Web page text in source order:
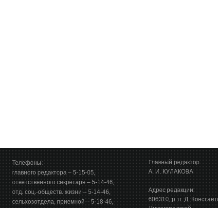
Телефоны:
главного редактора – 5-15-05,
ответственного секретаря – 5-14-46,
отд. соц.-обществ. жизни – 5-14-46,
сельхозотдела, приемной – 5-18-46,
Главный редактор
А. И. КУЛАКОВА
Адрес редакции:
606310, р. п. Д.